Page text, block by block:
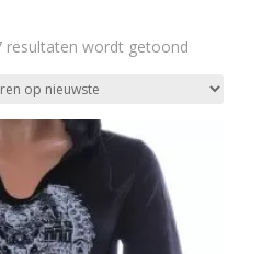
resultaten wordt getoondGesorteerd
nieuwste